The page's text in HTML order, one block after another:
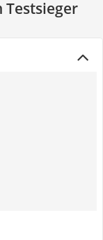
Testsieger